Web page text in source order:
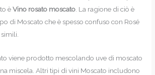
èVino rosato moscato . La ragione di ciò è
di Moscato che è spesso confuso con Rosé
viene prodotto mescolando uve di moscato
miscela. Altri tipi di vini Moscato includono